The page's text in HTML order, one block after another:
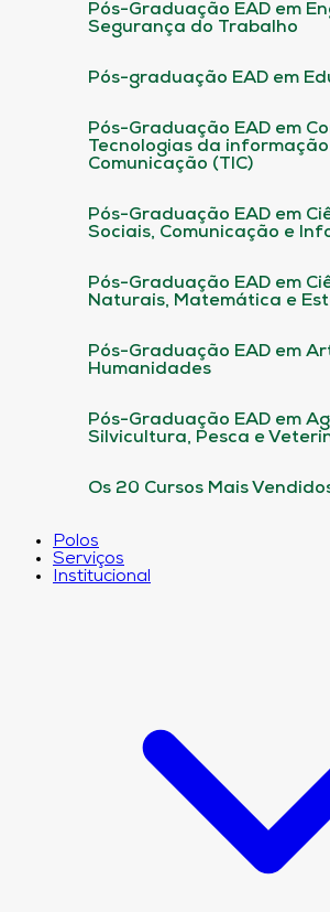
Pós-Graduação EAD em
Segurança do Trabalho
Pós-graduação EAD em
Pós-Graduação EAD em
Tecnologias da
Comunicação (TIC)
Pós-Graduação EAD em
Sociais, Comunicação e
Pós-Graduação EAD em
Naturais, Matemática e
Pós-Graduação EAD em
Humanidades
Pós-Graduação EAD em
Silvicultura, Pesca e
Os 20 Cursos Mais
Polos
Serviços
Institucional